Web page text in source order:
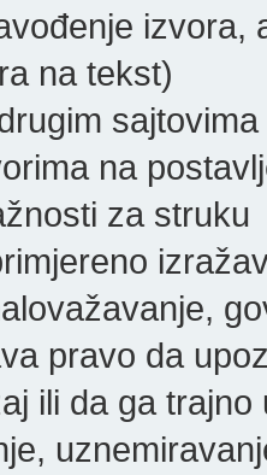
izvora,
na tekst)
na
za struku
pravo da
ili da ga trajno